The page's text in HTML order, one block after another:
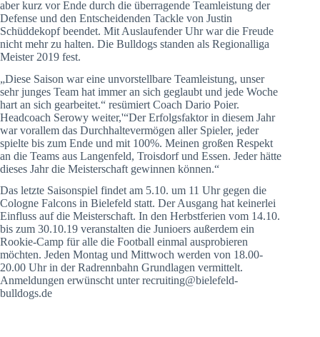
aber kurz vor Ende durch die überragende Teamleistung der
Defense und den Entscheidenden Tackle von Justin
Schüddekopf beendet. Mit Auslaufender Uhr war die Freude
nicht mehr zu halten. Die Bulldogs standen als Regionalliga
Meister 2019 fest.
„Diese Saison war eine unvorstellbare Teamleistung, unser
sehr junges Team hat immer an sich geglaubt und jede Woche
hart an sich gearbeitet.“ resümiert Coach Dario Poier.
Headcoach Serowy weiter,'“Der Erfolgsfaktor in diesem Jahr
war vorallem das Durchhaltevermögen aller Spieler, jeder
spielte bis zum Ende und mit 100%. Meinen großen Respekt
an die Teams aus Langenfeld, Troisdorf und Essen. Jeder hätte
dieses Jahr die Meisterschaft gewinnen können.“
Das letzte Saisonspiel findet am 5.10. um 11 Uhr gegen die
Cologne Falcons in Bielefeld statt. Der Ausgang hat keinerlei
Einfluss auf die Meisterschaft. In den Herbstferien vom 14.10.
bis zum 30.10.19 veranstalten die Junioers außerdem ein
Rookie-Camp für alle die Football einmal ausprobieren
möchten. Jeden Montag und Mittwoch werden von 18.00-
20.00 Uhr in der Radrennbahn Grundlagen vermittelt.
Anmeldungen erwünscht unter recruiting@bielefeld-
bulldogs.de